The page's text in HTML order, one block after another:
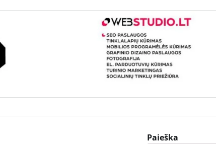
Paieška